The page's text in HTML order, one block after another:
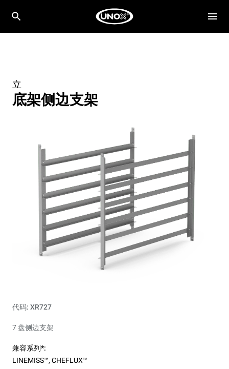
立
底架侧边支架
代码: XR727
7 盘侧边支架
兼容系列*:
LINEMISS™, CHEFLUX™